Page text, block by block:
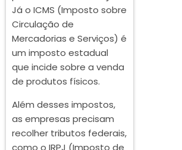
Já o ICMS (Imposto sobre
Circulação de
Mercadorias e Serviços) é
um imposto estadual
que incide sobre a venda
de produtos físicos.
Além desses impostos,
as empresas precisam
recolher tributos federais,